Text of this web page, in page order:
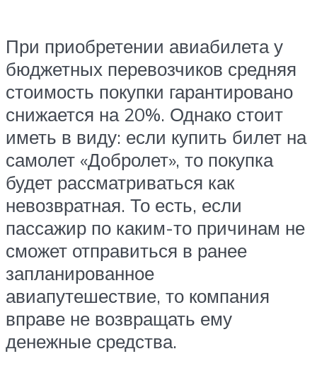
При приобретении авиабилета у
бюджетных перевозчиков средняя
стоимость покупки гарантировано
снижается на 20%. Однако стоит
иметь в виду: если купить билет на
самолет «Добролет», то покупка
будет рассматриваться как
невозвратная. То есть, если
пассажир по каким-то причинам не
сможет отправиться в ранее
запланированное
авиапутешествие, то компания
вправе не возвращать ему
денежные средства.